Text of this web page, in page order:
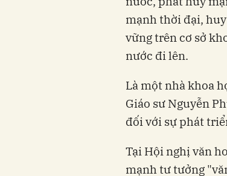
mạnh thời đại,
vững trên cơ sở
nước đi lên.
Là một nhà khoa
Giáo sư Nguyễn
đối với sự phát
Tại Hội nghị văn
mạnh tư tưởng